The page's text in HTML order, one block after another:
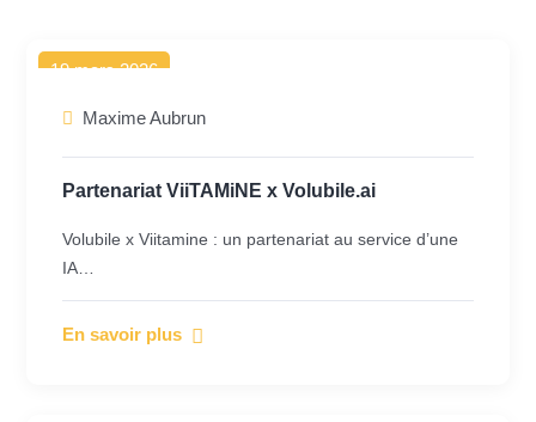
19 mars 2026
Maxime Aubrun
Partenariat ViiTAMiNE x Volubile.ai
Volubile x Viitamine : un partenariat au service d’une
IA…
En savoir plus